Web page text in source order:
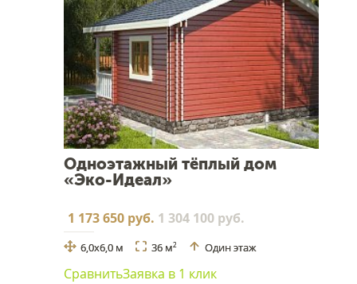
Одноэтажный тёплый дом
«Эко-Идеал»
1 173 650 руб. 1 304 100 руб.
6,0х6,0 м 36 м2 Один этаж
СравнитьЗаявка в 1 клик